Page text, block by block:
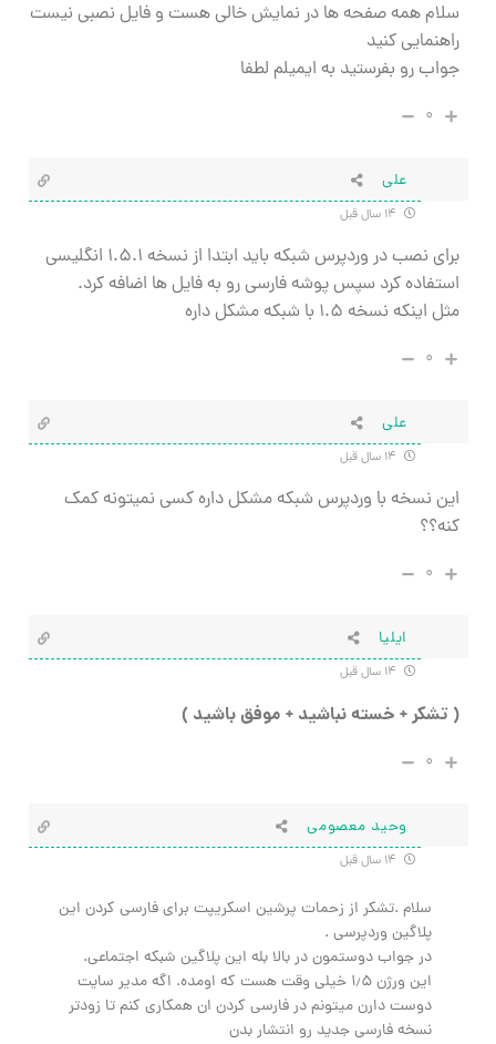
سلام همه صفحه ها در نمایش خالی هست و فایل نصبی نیست
راهنمایی کنید
جواب رو بفرستید به ایمیلم لطفا
۰
علی
برای نصب در وردپرس شبکه باید ابتدا از نسخه ۱.۵.۱ انگلیسی
استفاده کرد سپس پوشه فارسی رو به فایل ها اضافه کرد.
مثل اینکه نسخه ۱.۵ با شبکه مشکل داره
۰
علی
این نسخه با وردپرس شبکه مشکل داره کسی نمیتونه کمک
کنه؟؟
۰
ایلیا
( تشکر + خسته نباشید + موفق باشید )
۰
وحید معصومی
سلام .تشکر از زحمات پرشین اسکریپت برای فارسی کردن این
پلاگین وردپرسی .
در جواب دوستمون در بالا بله این پلاگین شبکه اجتماعی.
این ورژن ۱٫۵ خیلی وقت هست که اومده. اگه مدیر سایت
دوست دارن میتونم در فارسی کردن ان همکاری کنم تا زودتر
نسخه فارسی جدید رو انتشار بدن